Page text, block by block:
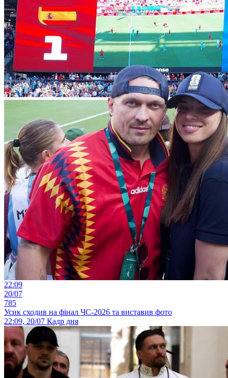
22:09
20/07
785
Усик сходив на фінал ЧС-2026 та виставив фото
22:09, 20/07 Кадр дня